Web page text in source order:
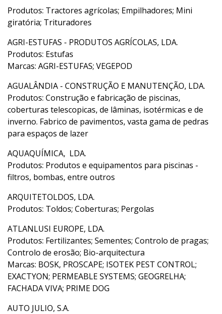
09 a 11 de Março de 2018
Quinta a Sábado - 10h / 20h
Produtos: Tractores agrícolas; Empilhadores; Mini
giratória; Trituradores
AGRI-ESTUFAS - PRODUTOS AGRÍCOLAS, LDA.
Produtos: Estufas
Marcas: AGRI-ESTUFAS; VEGEPOD
AGUALÂNDIA - CONSTRUÇÃO E MANUTENÇÃO, LDA.
Produtos: Construção e fabricação de piscinas,
coberturas telescopicas, de lâminas, isotérmicas e de
inverno. Fabrico de pavimentos, vasta gama de pedras
para espaços de lazer
AQUAQUÍMICA, LDA.
Produtos: Produtos e equipamentos para piscinas -
filtros, bombas, entre outros
ARQUITETOLDOS, LDA.
Produtos: Toldos; Coberturas; Pergolas
ATLANLUSI EUROPE, LDA.
Produtos: Fertilizantes; Sementes; Controlo de pragas;
Controlo de erosão; Bio-arquitectura
Marcas: BOSK, PROSCAPE; ISOTEK PEST CONTROL;
EXACTYON; PERMEABLE SYSTEMS; GEOGRELHA;
FACHADA VIVA; PRIME DOG
AUTO JULIO, S.A.